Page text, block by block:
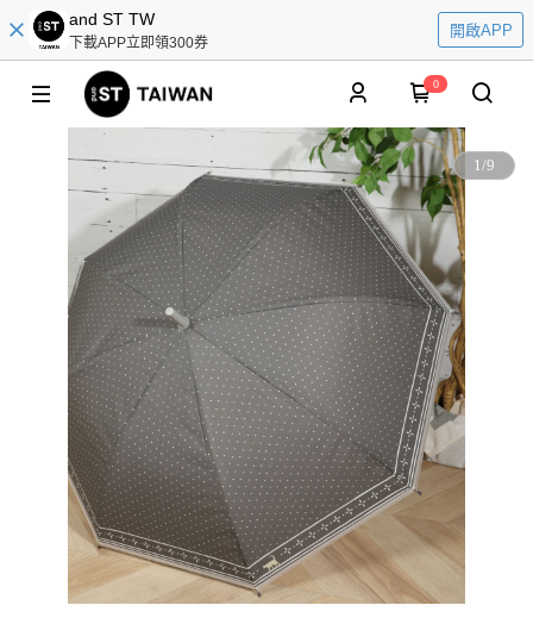
and ST TW
下載APP立即領300券
開啟APP
0
1/9